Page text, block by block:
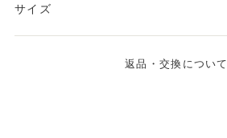
サイズ
返品・交換について